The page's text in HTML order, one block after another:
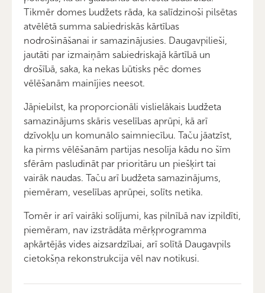
Tikmēr domes budžets rāda, ka salīdzinoši pilsētas
atvēlētā summa sabiedriskās kārtības
nodrošināšanai ir samazinājusies. Daugavpilieši,
jautāti par izmaiņām sabiedriskajā kārtībā un
drošībā, saka, ka nekas būtisks pēc domes
vēlēšanām mainījies neesot.
Jāpiebilst, ka proporcionāli vislielākais budžeta
samazinājums skāris veselības aprūpi, kā arī
dzīvokļu un komunālo saimniecību. Taču jāatzīst,
ka pirms vēlēšanām partijas nesolīja kādu no šīm
sfērām pasludināt par prioritāru un piešķirt tai
vairāk naudas. Taču arī budžeta samazinājums,
piemēram, veselības aprūpei, solīts netika.
Tomēr ir arī vairāki solījumi, kas pilnībā nav izpildīti,
piemēram, nav izstrādāta mērķprogramma
apkārtējās vides aizsardzībai, arī solītā Daugavpils
cietokšņa rekonstrukcija vēl nav notikusi.